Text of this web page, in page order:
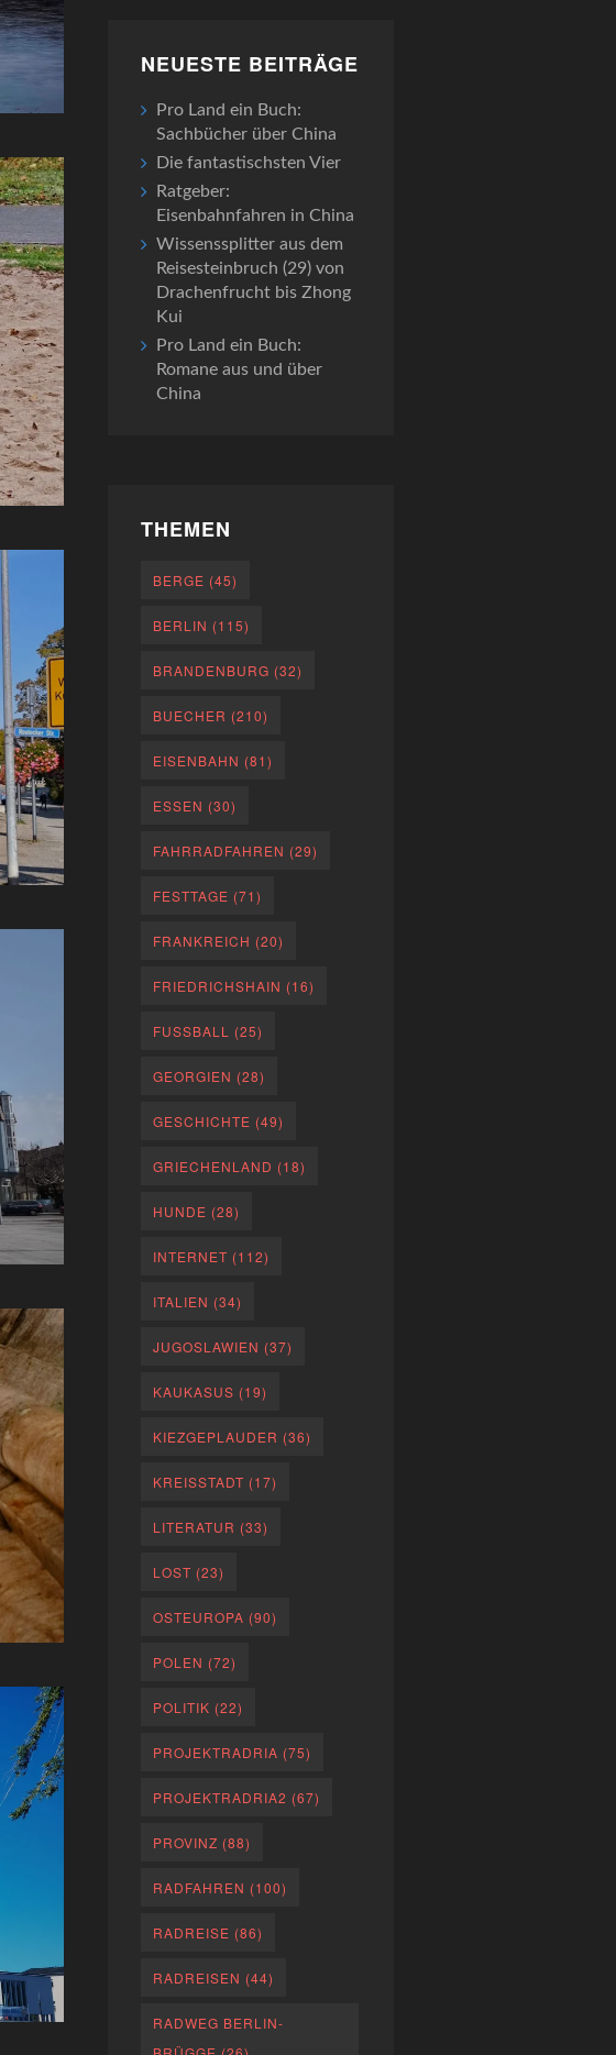
NEUESTE BEITRÄGE
Pro Land ein Buch:
Sachbücher über China
Die fantastischsten Vier
Ratgeber:
Eisenbahnfahren in China
Wissenssplitter aus dem
Reisesteinbruch (29) von
Drachenfrucht bis Zhong
Kui
Pro Land ein Buch:
Romane aus und über
China
THEMEN
BERGE (45)
BERLIN (115)
BRANDENBURG (32)
BUECHER (210)
EISENBAHN (81)
ESSEN (30)
FAHRRADFAHREN (29)
FESTTAGE (71)
FRANKREICH (20)
FRIEDRICHSHAIN (16)
FUSSBALL (25)
GEORGIEN (28)
GESCHICHTE (49)
GRIECHENLAND (18)
HUNDE (28)
INTERNET (112)
ITALIEN (34)
JUGOSLAWIEN (37)
KAUKASUS (19)
KIEZGEPLAUDER (36)
KREISSTADT (17)
LITERATUR (33)
LOST (23)
OSTEUROPA (90)
POLEN (72)
POLITIK (22)
PROJEKTRADRIA (75)
PROJEKTRADRIA2 (67)
PROVINZ (88)
RADFAHREN (100)
RADREISE (86)
RADREISEN (44)
RADWEG BERLIN-